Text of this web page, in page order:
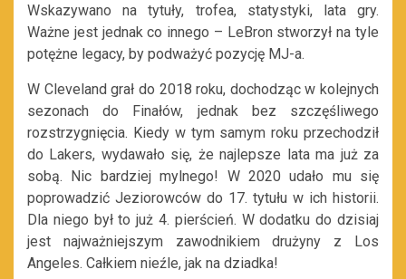
Wskazywano na tytuły, trofea, statystyki, lata gry.
Ważne jest jednak co innego – LeBron stworzył na tyle
potężne legacy, by podważyć pozycję MJ-a.
W Cleveland grał do 2018 roku, dochodząc w kolejnych
sezonach do Finałów, jednak bez szczęśliwego
rozstrzygnięcia. Kiedy w tym samym roku przechodził
do Lakers, wydawało się, że najlepsze lata ma już za
sobą. Nic bardziej mylnego! W 2020 udało mu się
poprowadzić Jeziorowców do 17. tytułu w ich historii.
Dla niego był to już 4. pierścień. W dodatku do dzisiaj
jest najważniejszym zawodnikiem drużyny z Los
Angeles. Całkiem nieźle, jak na dziadka!